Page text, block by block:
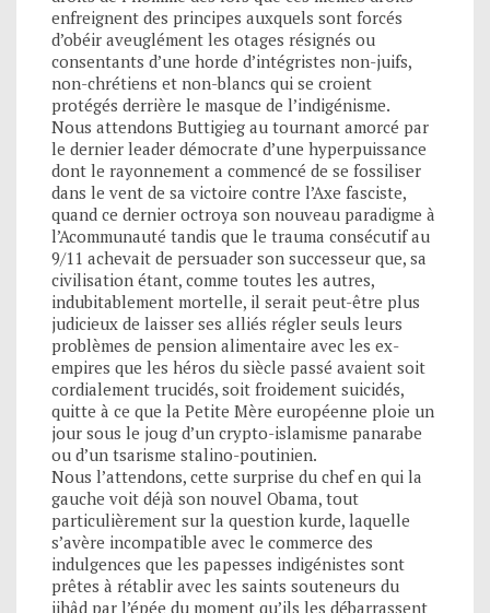
enfreignent des principes auxquels sont forcés
d’obéir aveuglément les otages résignés ou
consentants d’une horde d’intégristes non-juifs,
non-chrétiens et non-blancs qui se croient
protégés derrière le masque de l’indigénisme.
Nous attendons Buttigieg au tournant amorcé par
le dernier leader démocrate d’une hyperpuissance
dont le rayonnement a commencé de se fossiliser
dans le vent de sa victoire contre l’Axe fasciste,
quand ce dernier octroya son nouveau paradigme à
l’Acommunauté tandis que le trauma consécutif au
9/11 achevait de persuader son successeur que, sa
civilisation étant, comme toutes les autres,
indubitablement mortelle, il serait peut-être plus
judicieux de laisser ses alliés régler seuls leurs
problèmes de pension alimentaire avec les ex-
empires que les héros du siècle passé avaient soit
cordialement trucidés, soit froidement suicidés,
quitte à ce que la Petite Mère européenne ploie un
jour sous le joug d’un crypto-islamisme panarabe
ou d’un tsarisme stalino-poutinien.
Nous l’attendons, cette surprise du chef en qui la
gauche voit déjà son nouvel Obama, tout
particulièrement sur la question kurde, laquelle
s’avère incompatible avec le commerce des
indulgences que les papesses indigénistes sont
prêtes à rétablir avec les saints souteneurs du
jihâd par l’épée du moment qu’ils les débarrassent